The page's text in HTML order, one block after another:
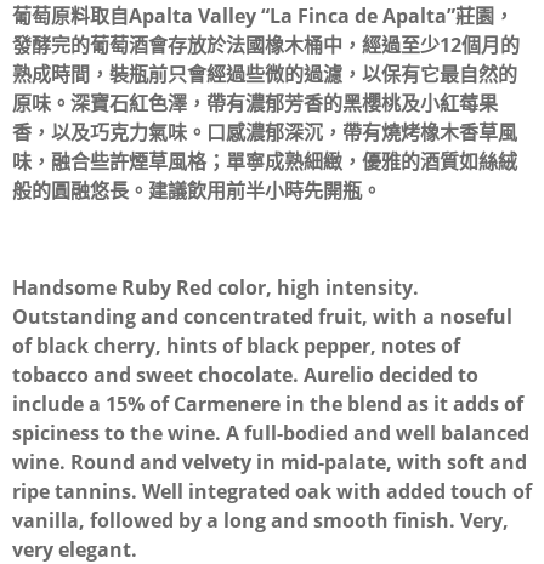
葡萄原料取自Apalta Valley “La Finca de Apalta”莊園，
發酵完的葡萄酒會存放於法國橡木桶中，經過至少12個月的
熟成時間，裝瓶前只會經過些微的過濾，以保有它最自然的
原味。深寶石紅色澤，帶有濃郁芳香的黑櫻桃及小紅莓果
香，以及巧克力氣味。口感濃郁深沉，帶有燒烤橡木香草風
味，融合些許煙草風格；單寧成熟細緻，優雅的酒質如絲絨
般的圓融悠長。建議飲用前半小時先開瓶。
Handsome Ruby Red color, high intensity.
Outstanding and concentrated fruit, with a noseful
of black cherry, hints of black pepper, notes of
tobacco and sweet chocolate. Aurelio decided to
include a 15% of Carmenere in the blend as it adds of
spiciness to the wine. A full-bodied and well balanced
wine. Round and velvety in mid-palate, with soft and
ripe tannins. Well integrated oak with added touch of
vanilla, followed by a long and smooth finish. Very,
very elegant.